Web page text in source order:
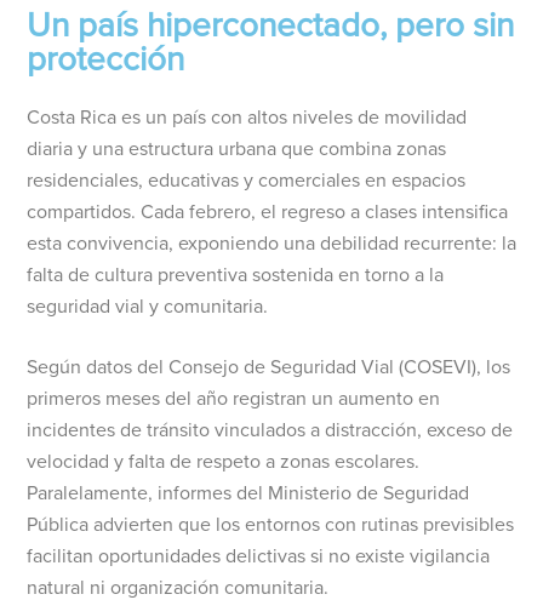
Un país hiperconectado, pero sin
protección
Costa Rica es un país con altos niveles de movilidad
diaria y una estructura urbana que combina zonas
residenciales, educativas y comerciales en espacios
compartidos. Cada febrero, el regreso a clases intensifica
esta convivencia, exponiendo una debilidad recurrente: la
falta de cultura preventiva sostenida en torno a la
seguridad vial y comunitaria.
Según datos del Consejo de Seguridad Vial (COSEVI), los
primeros meses del año registran un aumento en
incidentes de tránsito vinculados a distracción, exceso de
velocidad y falta de respeto a zonas escolares.
Paralelamente, informes del Ministerio de Seguridad
Pública advierten que los entornos con rutinas previsibles
facilitan oportunidades delictivas si no existe vigilancia
natural ni organización comunitaria.